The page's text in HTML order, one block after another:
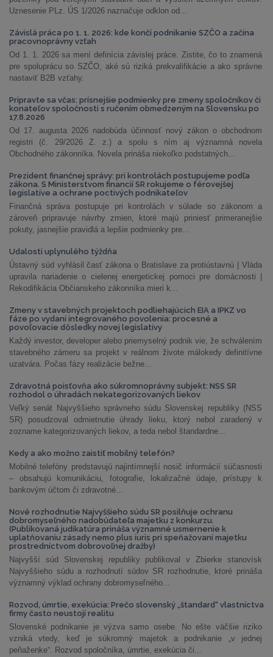
Uznesenie PLz. ÚS 1/2026 naznačuje odklon od...
Závislá práca po 1. 1. 2026: kde končí podnikanie SZČO a začína
pracovnoprávny vzťah
Od 1. 1. 2026 sa mení definícia závislej práce. Zistite, čo to znamená
pre spoluprácu so SZČO, aké sú riziká prekvalifikácie a ako správne
nastaviť B2B vzťahy.
Pripravte sa včas: prísnejšie podmienky pre zmeny spoločníkov či
konateľov spoločnosti s ručením obmedzeným na Slovensku po
17.8.2026
Od 17. augusta 2026 nadobúda účinnosť nový zákon o obchodnom
registri (č. 29/2026 Z. z.) a spolu s ním aj významná novela
Obchodného zákonníka. Novela prináša niekoľko podstatných...
Prezident finančnej správy: pri kontrolách postupujeme podľa
zákona. S Ministerstvom financií SR rokujeme o férovejšej
legislatíve a ochrane poctivých podnikateľov
Finančná správa postupuje pri kontrolách v súlade so zákonom a
zároveň pripravuje návrhy zmien, ktoré majú priniesť primeranejšie
pokuty, jasnejšie pravidlá a lepšie podmienky pre...
Udalosti uplynulého týždňa
Ústavný súd vyhlásil časť zákona o Bratislave za protiústavnú | Vláda
upravila nariadenie o cielenej energetickej pomoci pre domácnosti |
Rekodifikácia Občianskeho zákonníka mieri k...
Zmeny v stavebných projektoch podliehajúcich EIA a IPKZ vo
fáze po vydaní integrovaného povolenia: procesné a
povoľovacie dôsledky novej legislatívy
Každý investor, developer alebo priemyselný podnik vie, že schválením
stavebného zámeru sa projekt v reálnom živote málokedy definitívne
uzatvára. Počas fázy realizácie bežne...
Zdravotná poisťovňa ako súkromnoprávny subjekt: NSS SR
rozhodol o úhradách nekategorizovaných liekov
Veľký senát Najvyššieho správneho súdu Slovenskej republiky (NSS
SR) posudzoval odmietnutie úhrady lieku, ktorý nebol zaradený v
zozname kategorizovaných liekov, a teda nebol štandardne...
Kedy a ako možno zaistiť mobilný telefón?
Mobilné telefóny predstavujú najintímnejší nosič informácií súčasnosti
– obsahujú komunikáciu, fotografie, lokalizačné údaje, prístupy k
bankovým účtom či zdravotné...
Nové rozhodnutie Najvyššieho súdu SR posilňuje ochranu
dobromyseľného nadobúdateľa majetku z konkurzu.
(Publikovaná judikatúra prináša významné usmernenie k
uplatňovaniu zásady nemo plus iuris pri speňažovaní majetku
prostredníctvom dobrovoľnej dražby)
Najvyšší súd Slovenskej republiky publikoval v Zbierke stanovísk
Najvyššieho súdu a rozhodnutí súdov SR rozhodnutie, ktoré prináša
významný výklad ochrany dobromyseľného...
Rozvod, úmrtie, exekúcia: Prečo slovenský „štandard“ vlastníctva
firmy často neustojí realitu
Slovenské podnikanie je výzva samo osebe. No ešte väčšie riziko
vzniká vtedy, keď je súkromný majetok a podnikanie „v jednej
peňaženke“. Rozvod spoločníka, úmrtie, exekúcia či...